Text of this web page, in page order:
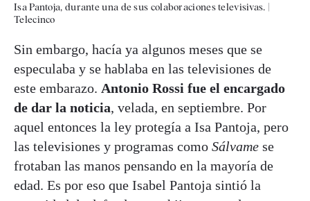
Isa Pantoja, durante una de sus colaboraciones televisivas. |
Telecinco
Sin embargo, hacía ya algunos meses que se
especulaba y se hablaba en las televisiones de
este embarazo. Antonio Rossi fue el encargado
de dar la noticia, velada, en septiembre. Por
aquel entonces la ley protegía a Isa Pantoja, pero
las televisiones y programas como Sálvame se
frotaban las manos pensando en la mayoría de
edad. Es por eso que Isabel Pantoja sintió la